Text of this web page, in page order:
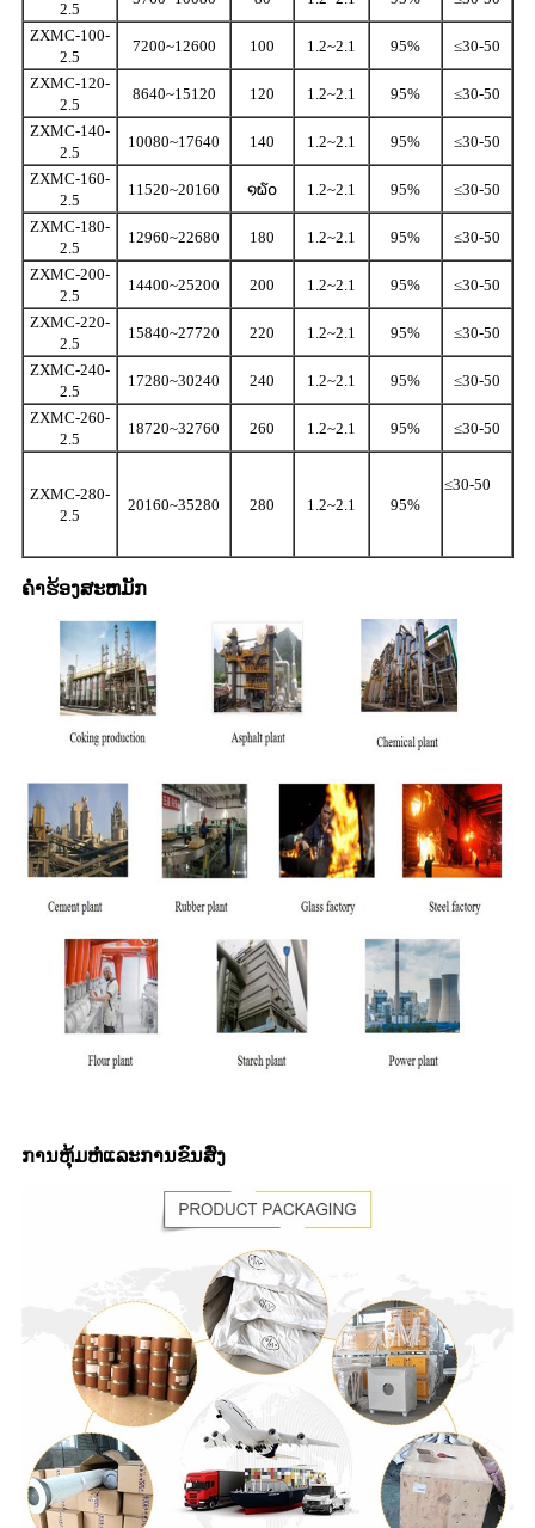
2.5
ZXMC-100-
2.5
7200~12600 100 1.2~2.1 95% ≤30-50
ZXMC-120-
2.5
8640~15120 120 1.2~2.1 95% ≤30-50
ZXMC-140-
2.5
10080~17640 140 1.2~2.1 95% ≤30-50
ZXMC-160-
2.5
11520~20160 ໑໖໐ 1.2~2.1 95% ≤30-50
ZXMC-180-
2.5
12960~22680 180 1.2~2.1 95% ≤30-50
ZXMC-200-
2.5
14400~25200 200 1.2~2.1 95% ≤30-50
ZXMC-220-
2.5
15840~27720 220 1.2~2.1 95% ≤30-50
ZXMC-240-
2.5
17280~30240 240 1.2~2.1 95% ≤30-50
ZXMC-260-
2.5
18720~32760 260 1.2~2.1 95% ≤30-50
ZXMC-280-
2.5
20160~35280 280 1.2~2.1 95%
≤30-50
ຄໍາຮ້ອງສະຫມັກ
ການຫຸ້ມຫໍ່ແລະການຂົນສົ່ງ